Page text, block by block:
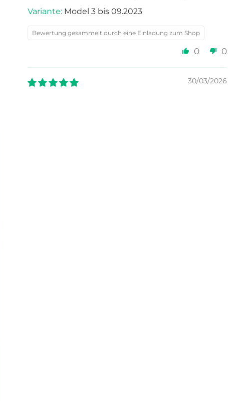
Model 3 bis 09.2023
Bewertung gesammelt durch eine Einladung zum Shop
0 0
30/03/2026